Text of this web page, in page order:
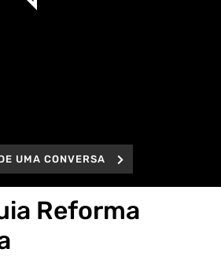
UMA CONVERSA
Reforma